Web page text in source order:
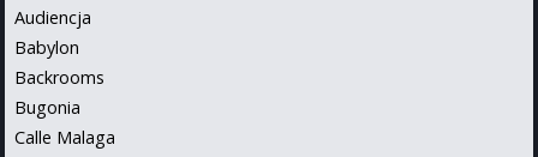
Audiencja
Babylon
Backrooms
Bugonia
Calle Malaga